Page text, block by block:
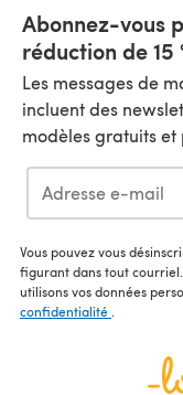
Abonnez-vous
réduction de
Les messages de
incluent des
modèles gratuits et
Vous pouvez vous
figurant dans tout
utilisons vos données
confidentialité